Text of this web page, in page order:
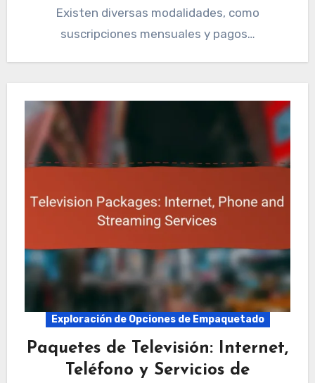
Existen diversas modalidades, como
suscripciones mensuales y pagos…
Exploración de Opciones de Empaquetado
Paquetes de Televisión: Internet,
Teléfono y Servicios de